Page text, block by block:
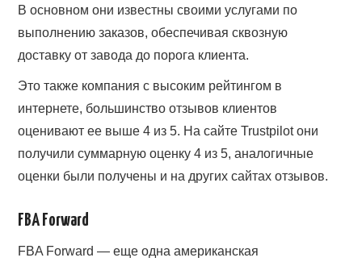
В основном они известны своими услугами по
выполнению заказов, обеспечивая сквозную
доставку от завода до порога клиента.
Это также компания с высоким рейтингом в
интернете, большинство отзывов клиентов
оценивают ее выше 4 из 5. На сайте Trustpilot они
получили суммарную оценку 4 из 5, аналогичные
оценки были получены и на других сайтах отзывов.
FBA Forward
FBA Forward — еще одна американская